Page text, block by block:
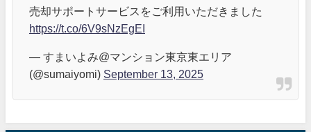
売却サポートサービスをご利用いただきました
https://t.co/6V9sNzEgEI
— すまいよみ@マンション東京東エリア
(@sumaiyomi) September 13, 2025